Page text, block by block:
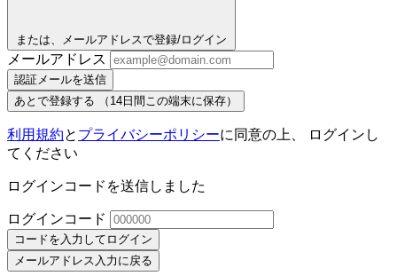
または、メールアドレスで登録/ログイン
メールアドレス
認証メールを送信
あとで登録する
（14日間この端末に保存）
利用規約と プライバシーポリシーに同意の上、 ログインし
てください
ログインコードを送信しました
ログインコード
コードを入力してログイン
メールアドレス入力に戻る